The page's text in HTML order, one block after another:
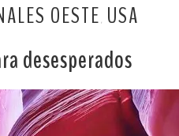
OESTE USA
desesperados